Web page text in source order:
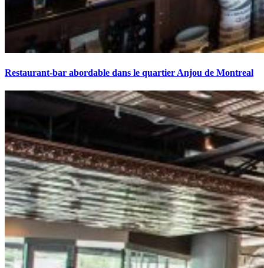
Restaurant-bar abordable dans le quartier Anjou de Montreal